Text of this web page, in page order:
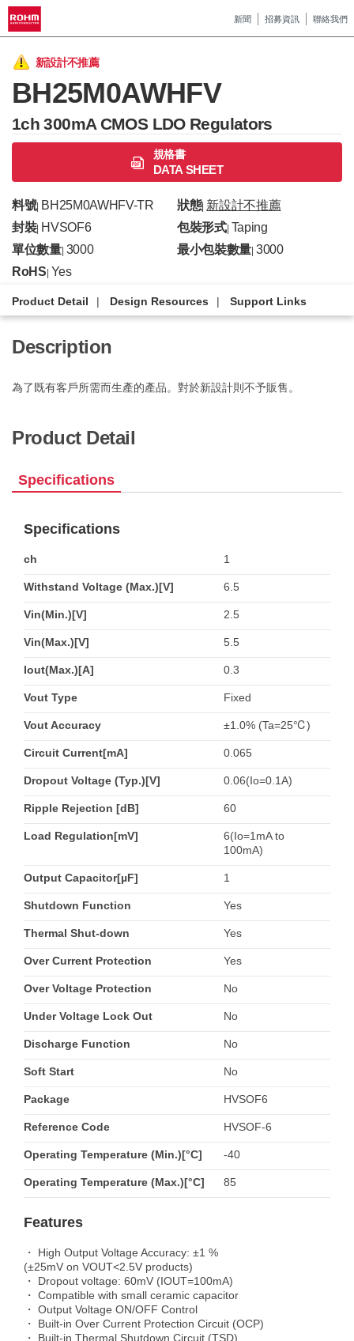
新聞 招募資訊 聯絡我們
新設計不推薦
BH25M0AWHFV
1ch 300mA CMOS LDO Regulators
規格書
DATA SHEET
料號| BH25M0AWHFV-TR 狀態| 新設計不推薦
封裝| HVSOF6 包裝形式| Taping
單位數量| 3000 最小包裝數量 |3000
RoHS Yes
Product Detail Design Resources Support Links
Description
為了既有客戶所需而生產的產品。對於新設計則不予販售。
Product Detail
Specifications
Specifications
ch 1
Withstand Voltage (Max.)[V] 6.5
Vin(Min.)[V] 2.5
Vin(Max.)[V] 5.5
Iout(Max.)[A] 0.3
Vout Type Fixed
Vout Accuracy ±1.0% (Ta=25℃)
Circuit Current[mA] 0.065
Dropout Voltage (Typ.)[V] 0.06(Io=0.1A)
Ripple Rejection [dB] 60
Load Regulation[mV]
6(Io=1mA to
100mA)
Output Capacitor[µF] 1
Shutdown Function Yes
Thermal Shut-down Yes
Over Current Protection Yes
Over Voltage Protection No
Under Voltage Lock Out No
Discharge Function No
Soft Start No
Package HVSOF6
Reference Code HVSOF-6
Operating Temperature (Min.)[°C] -40
Operating Temperature (Max.)[°C] 85
Features
・ High Output Voltage Accuracy: ±1 %
(±25mV on VOUT<2.5V products)
・ Dropout voltage: 60mV (IOUT=100mA)
・ Compatible with small ceramic capacitor
・ Output Voltage ON/OFF Control
・ Built-in Over Current Protection Circuit (OCP)
・ Built-in Thermal Shutdown Circuit (TSD)